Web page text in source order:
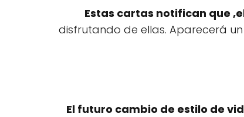
Estas cartas notifican que
disfrutando de ellas. Aparecerá
El futuro cambio de estilo de